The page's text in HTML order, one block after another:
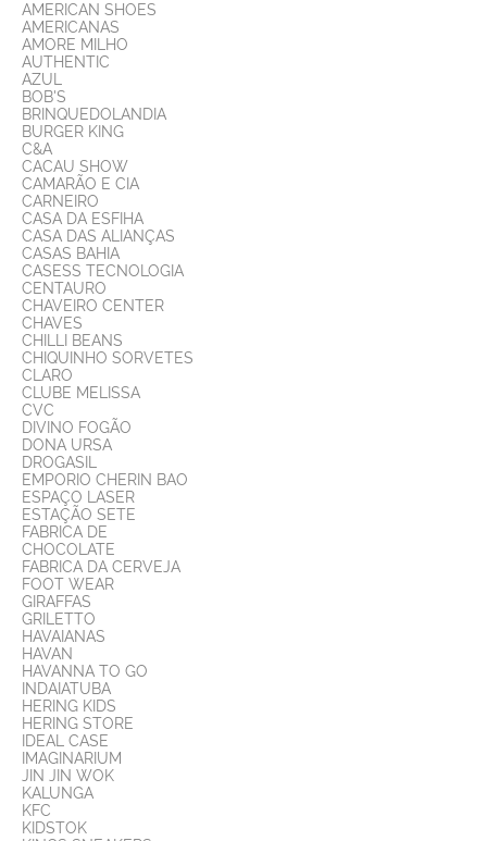
AMERICAN SHOES
AMERICANAS
AMORE MILHO
AUTHENTIC
AZUL
BOB'S
BRINQUEDOLANDIA
BURGER KING
C&A
CACAU SHOW
CAMARÃO E CIA
CARNEIRO
CASA DA ESFIHA
CASA DAS ALIANÇAS
CASAS BAHIA
CASESS TECNOLOGIA
CENTAURO
CHAVEIRO CENTER
CHAVES
CHILLI BEANS
CHIQUINHO SORVETES
CLARO
CLUBE MELISSA
CVC
DIVINO FOGÃO
DONA URSA
DROGASIL
EMPORIO CHERIN BAO
ESPAÇO LASER
ESTAÇÃO SETE
FABRICA DE
CHOCOLATE
FABRICA DA CERVEJA
FOOT WEAR
GIRAFFAS
GRILETTO
HAVAIANAS
HAVAN
HAVANNA TO GO
INDAIATUBA
HERING KIDS
HERING STORE
IDEAL CASE
IMAGINARIUM
JIN JIN WOK
KALUNGA
KFC
KIDSTOK